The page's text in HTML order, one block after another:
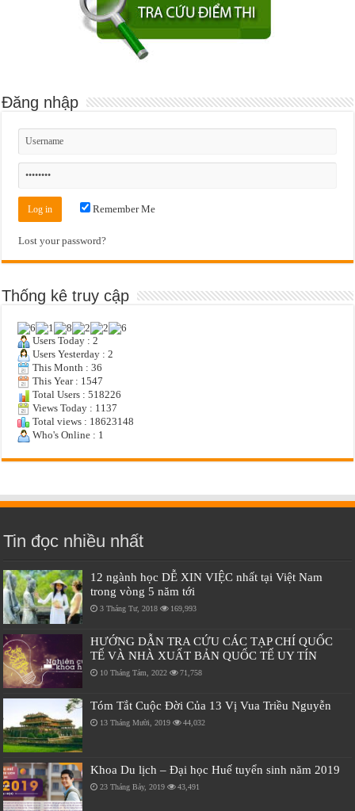
Đăng nhập
Remember Me
Lost your password?
Thống kê truy cập
Users Today : 2
Users Yesterday : 2
This Month : 36
This Year : 1547
Total Users : 518226
Views Today : 1137
Total views : 18623148
Who's Online : 1
Tin đọc nhiều nhất
12 ngành học DỄ XIN VIỆC nhất tại Việt Nam
trong vòng 5 năm tới
3 Tháng Tư, 2018 169,993
HƯỚNG DẪN TRA CỨU CÁC TẠP CHÍ QUỐC
TẾ VÀ NHÀ XUẤT BẢN QUỐC TẾ UY TÍN
10 Tháng Tám, 2022 71,758
Tóm Tắt Cuộc Đời Của 13 Vị Vua Triều Nguyễn
13 Tháng Mười, 2019 44,032
Khoa Du lịch – Đại học Huế tuyển sinh năm 2019
23 Tháng Bảy, 2019 43,491